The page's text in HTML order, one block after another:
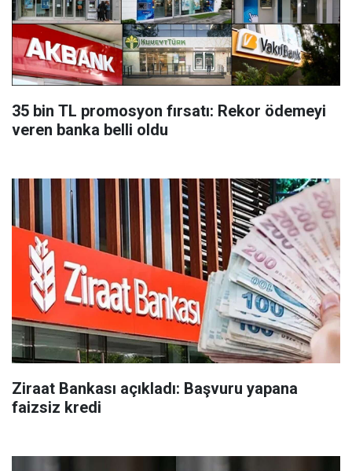
35 bin TL promosyon fırsatı: Rekor ödemeyi
veren banka belli oldu
Ziraat Bankası açıkladı: Başvuru yapana
faizsiz kredi